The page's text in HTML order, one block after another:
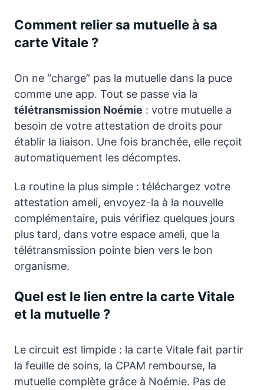
Comment relier sa mutuelle à sa
carte Vitale ?
On ne “charge” pas la mutuelle dans la puce
comme une app. Tout se passe via la
télétransmission Noémie : votre mutuelle a
besoin de votre attestation de droits pour
établir la liaison. Une fois branchée, elle reçoit
automatiquement les décomptes.
La routine la plus simple : téléchargez votre
attestation ameli, envoyez-la à la nouvelle
complémentaire, puis vérifiez quelques jours
plus tard, dans votre espace ameli, que la
télétransmission pointe bien vers le bon
organisme.
Quel est le lien entre la carte Vitale
et la mutuelle ?
Le circuit est limpide : la carte Vitale fait partir
la feuille de soins, la CPAM rembourse, la
mutuelle complète grâce à Noémie. Pas de